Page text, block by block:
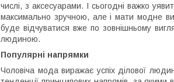
числі, з аксесуарами. І сьогодні важко
максимально зручною, але і мати модне
буде відчуватися вже по зовнішньому
людиною.
Популярні напрямки
Чоловіча мода виражає успіх ділової